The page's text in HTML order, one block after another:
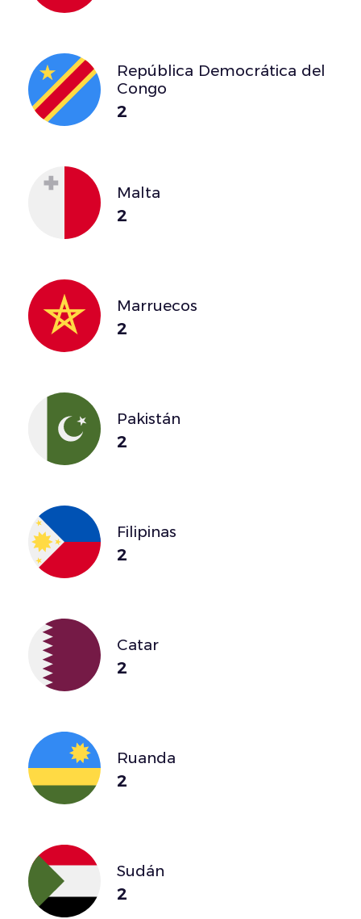
República Democrática del
Congo
2
Malta
2
Marruecos
2
Pakistán
2
Filipinas
2
Catar
2
Ruanda
2
Sudán
2